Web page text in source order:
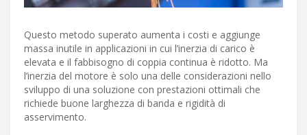
Questo metodo superato aumenta i costi e aggiunge
massa inutile in applicazioni in cui l’inerzia di carico è
elevata e il fabbisogno di coppia continua è ridotto. Ma
l’inerzia del motore è solo una delle considerazioni nello
sviluppo di una soluzione con prestazioni ottimali che
richiede buone larghezza di banda e rigidità di
asservimento.